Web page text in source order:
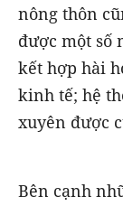
nông thôn
được một số
kết hợp hài
kinh tế; hệ
xuyên được
Bên cạnh